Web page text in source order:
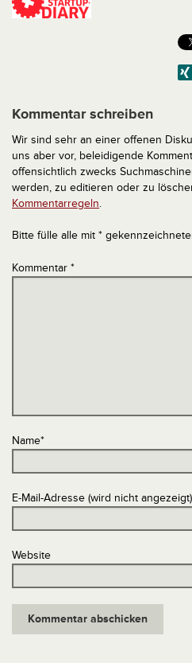
Kommentar schreiben
Wir sind sehr an einer offenen
uns aber vor, beleidigende
offensichtlich zwecks
werden, zu editieren oder zu
Kommentarregeln.
Bitte fülle alle mit *
Kommentar *
Name*
E-Mail-Adresse (wird nicht angezeigt)
Website